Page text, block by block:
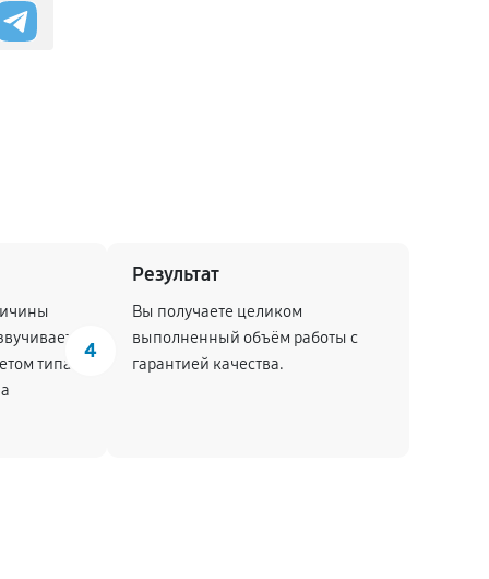
типа
4
Результат
Вы получаете целиком
выполненный объём работы с
гарантией качества.